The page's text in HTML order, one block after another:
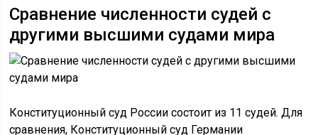
Сравнение численности судей с
другими высшими судами мира
Конституционный суд России состоит из 11 судей. Для
сравнения, Конституционный суд Германии